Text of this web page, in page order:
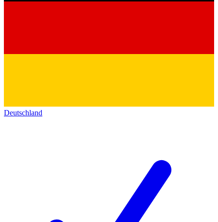
Deutschland